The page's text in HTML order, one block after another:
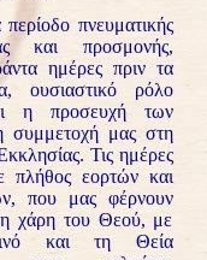
περίοδο πνευματικής
και προσμονής,
ημέρες πριν τα
ουσιαστικό ρόλο
η προσευχή των
συμμετοχή μας στη
Τις ημέρες
πλήθος εορτών και
που μας φέρνουν
χάρη του Θεού, με
και τη Θεία